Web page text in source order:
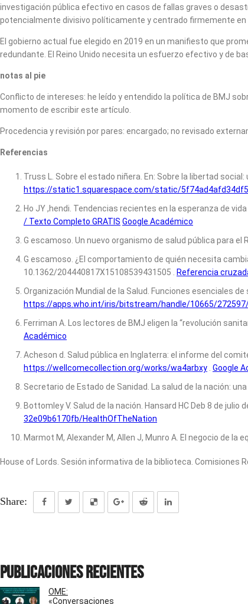
investigación pública efectivo en casos de fallas graves o
potencialmente divisivo políticamente y centrado firmemente en
El gobierno actual fue elegido en 2019 en un manifiesto que
redundante. El Reino Unido necesita un esfuerzo efectivo y de
notas al pie
Conflicto de intereses: he leído y entendido la política de BMJ
momento de escribir este artículo.
Procedencia y revisión por pares: encargado; no revisado
Referencias
Truss L. Sobre el estado niñera. En: Sobre la libertad
https://static1.squarespace.com/static/
Ho JY ,hendi. Tendencias recientes en la esperanza de
/ Texto Completo GRATIS Google Académico
G escamoso. Un nuevo organismo de salud pública para el
G escamoso. ¿El comportamiento de quién necesita
10.1362/204440817X15108539431505 . Referencia
Organización Mundial de la Salud. Funciones esenciales
https://apps.who.int/iris/bitstream/handle/10665/
Ferriman A. Los lectores de BMJ eligen la “revolución
Académico
Acheson d. Salud pública en Inglaterra: el informe del
https://wellcomecollection.org/works/wa4arbxy . Google
Secretario de Estado de Sanidad. La salud de la nación:
Bottomley V. Salud de la nación. Hansard HC Deb 8 de julio
32e09b6170fb/HealthOfTheNation
Marmot M, Alexander M, Allen J, Munro A. El negocio de la
House of Lords. Sesión informativa de la biblioteca. Comisiones
Share:
Publicaciones recientes
OME:
«Conversaciones